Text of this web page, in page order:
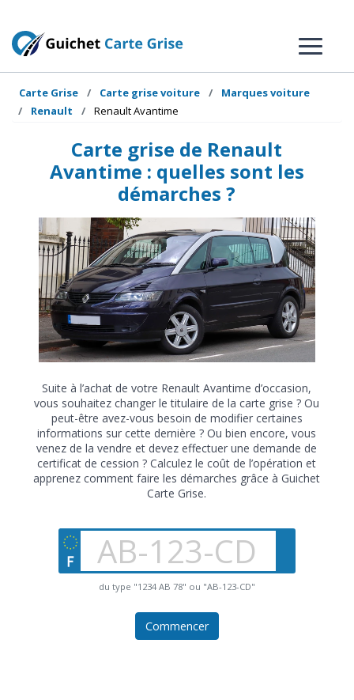
Carte Grise Carte grise voiture
Marques voiture
Renault
Renault Avantime
Carte grise de Renault
Avantime : quelles sont les
démarches ?
Suite à l’achat de votre Renault Avantime d’occasion,
vous souhaitez changer le titulaire de la carte grise ? Ou
peut-être avez-vous besoin de modifier certaines
informations sur cette dernière ? Ou bien encore, vous
venez de la vendre et devez effectuer une demande de
certificat de cession ? Calculez le coût de l’opération et
apprenez comment faire les démarches grâce à Guichet
Carte Grise.
du type "1234 AB 78" ou "AB-123-CD"
Commencer